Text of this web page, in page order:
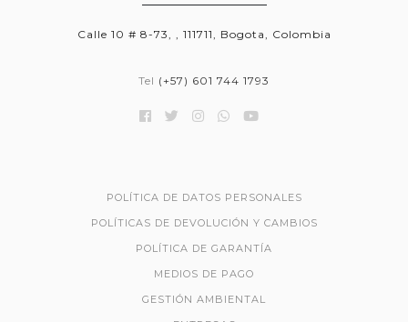
Calle 10 # 8-73, , 111711, Bogota, Colombia
Tel (+57) 601 744 1793
POLÍTICA DE DATOS PERSONALES
POLÍTICAS DE DEVOLUCIÓN Y CAMBIOS
POLÍTICA DE GARANTÍA
MEDIOS DE PAGO
GESTIÓN AMBIENTAL